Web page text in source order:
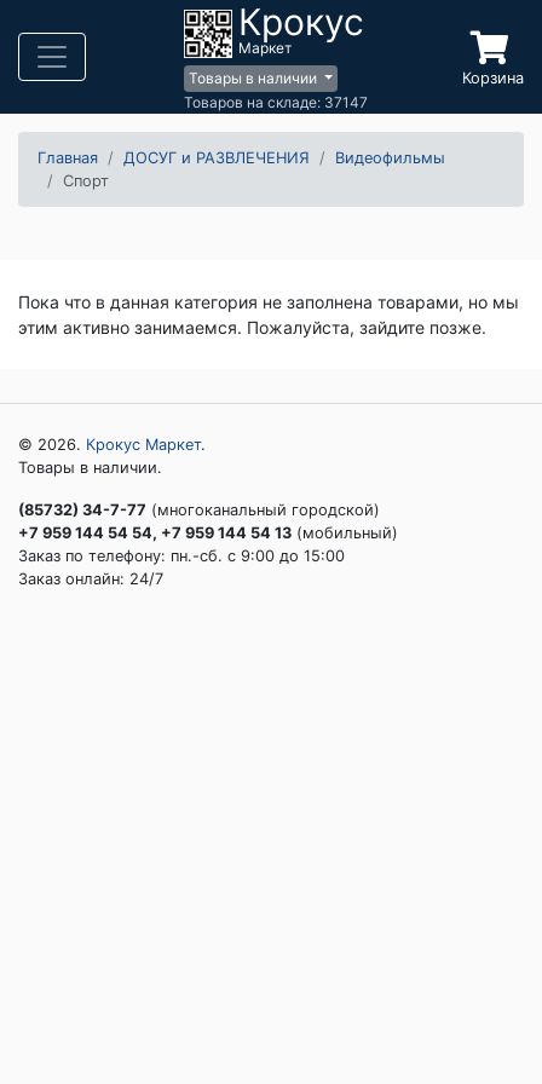
Крокус
Маркет
Товары в наличии
Товаров на складе: 37147
Корзина
Главная ДОСУГ и РАЗВЛЕЧЕНИЯ
Видеофильмы
Спорт
Пока что в данная категория не заполнена товарами, но мы
этим активно занимаемся. Пожалуйста, зайдите позже.
© 2026. Крокус Маркет.
Товары в наличии.
(85732) 34-7-77 (многоканальный городской)
+7 959 144 54 54, +7 959 144 54 13 (мобильный)
Заказ по телефону: пн.-сб. c 9:00 до 15:00
Заказ онлайн: 24/7